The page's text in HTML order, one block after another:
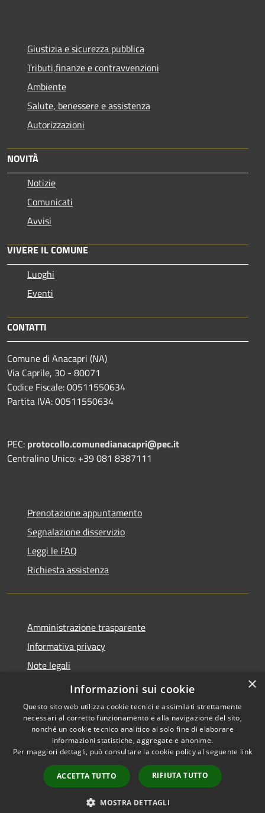
Giustizia e sicurezza pubblica
Tributi,finanze e contravvenzioni
Ambiente
Salute, benessere e assistenza
Autorizzazioni
NOVITÀ
Notizie
Comunicati
Avvisi
VIVERE IL COMUNE
Luoghi
Eventi
CONTATTI
Comune di Anacapri (NA)
Via Caprile, 30 - 80071
Codice Fiscale: 00511550634
Partita IVA: 00511550634
PEC: protocollo.comunedianacapri@pec.it
Centralino Unico: +39 081 8387111
Prenotazione appuntamento
Segnalazione disservizio
Leggi le FAQ
Richiesta assistenza
Amministrazione trasparente
Informativa privacy
Note legali
Dichiarazione di accessibilità
Accessibilità
Copyright © 2026 • Comune di
Anacapri • Powered by
Municipium•
Accesso
redazione
×
Informazioni sui cookie
Questo sito web utilizza cookie tecnici e assimilati strettamente
necessari al corretto funzionamento e alla navigazione del sito,
nonché un cookie tecnico analitico al solo fine di elaborare
informazioni statistiche, aggregate e anonime.
Per maggiori dettagli, può consultare la cookie policy al seguente link
ACCETTA TUTTO RIFIUTA TUTTO
MOSTRA DETTAGLI